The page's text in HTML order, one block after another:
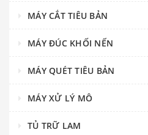
MÁY CẮT TIÊU BẢN
MÁY ĐÚC KHỐI NẾN
MÁY QUÉT TIÊU BẢN
MÁY XỬ LÝ MÔ
TỦ TRỮ LAM